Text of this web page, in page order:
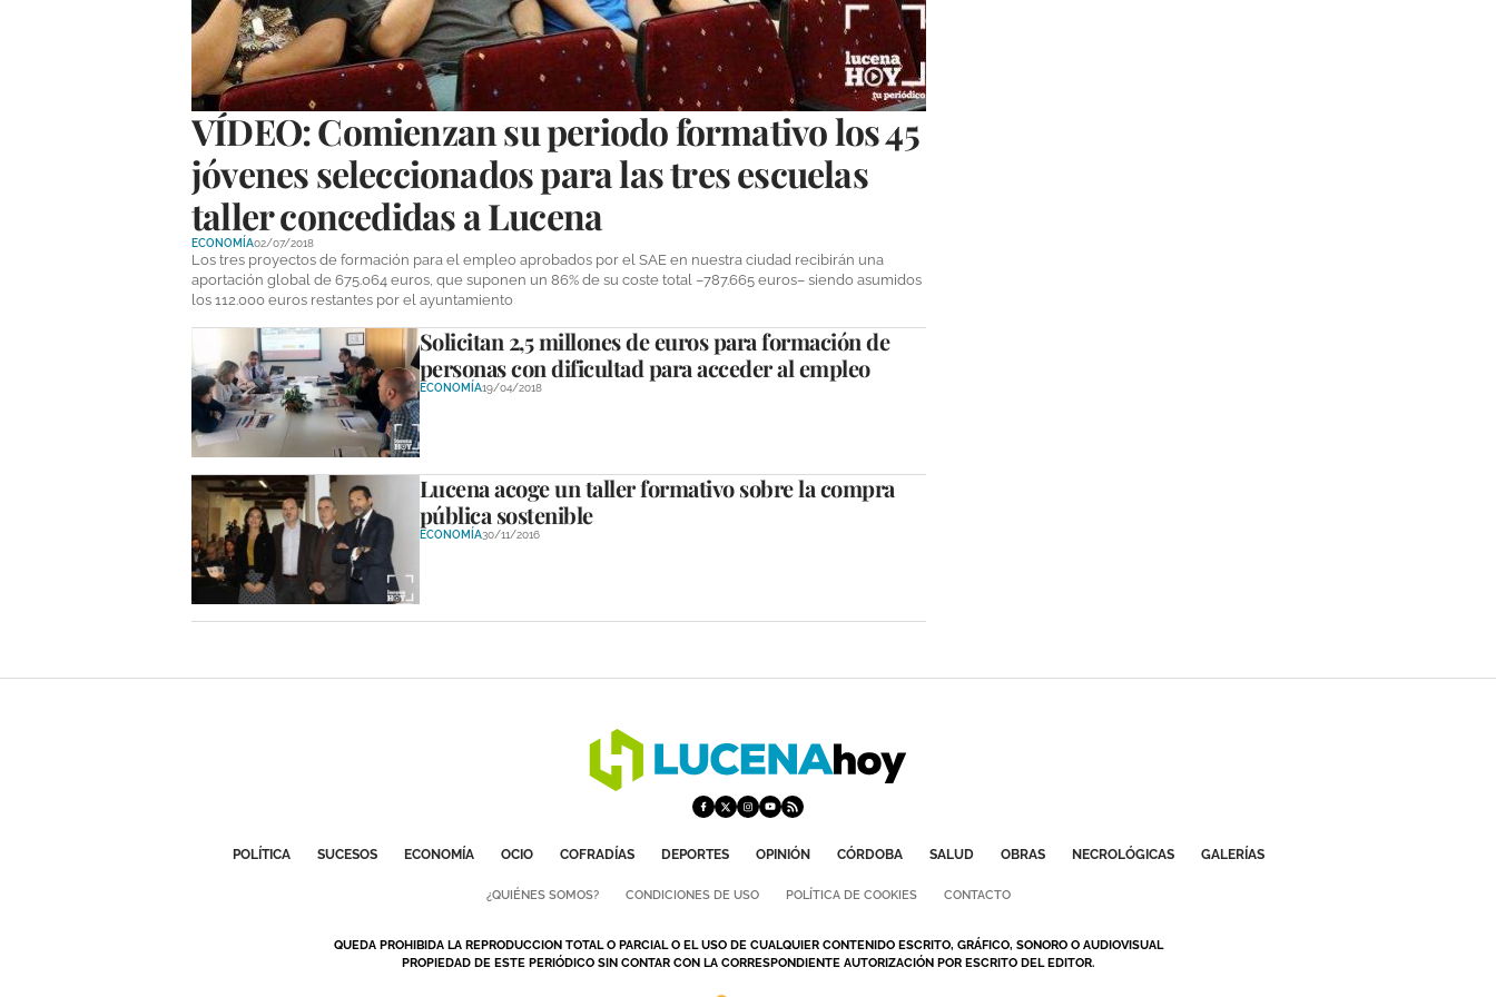
VÍDEO: Comienzan su periodo formativo los 45
jóvenes seleccionados para las tres escuelas
taller concedidas a Lucena
ECONOMÍA02/07/2018
Los tres proyectos de formación para el empleo aprobados por el SAE en nuestra ciudad recibirán una
aportación global de 675.064 euros, que suponen un 86% de su coste total –787.665 euros– siendo asumidos
los 112.000 euros restantes por el ayuntamiento
Solicitan 2,5 millones de euros para formación de
personas con dificultad para acceder al empleo
ECONOMÍA19/04/2018
Lucena acoge un taller formativo sobre la compra
pública sostenible
ECONOMÍA30/11/2016
POLÍTICA SUCESOS ECONOMÍA OCIO COFRADÍAS DEPORTES OPINIÓN CÓRDOBA SALUD OBRAS NECROLÓGICAS GALERÍAS
¿QUIÉNES SOMOS? CONDICIONES DE USO POLÍTICA DE COOKIES CONTACTO
QUEDA PROHIBIDA LA REPRODUCCION TOTAL O PARCIAL O EL USO DE CUALQUIER CONTENIDO ESCRITO, GRÁFICO, SONORO O AUDIOVISUAL
PROPIEDAD DE ESTE PERIÓDICO SIN CONTAR CON LA CORRESPONDIENTE AUTORIZACIÓN POR ESCRITO DEL EDITOR.